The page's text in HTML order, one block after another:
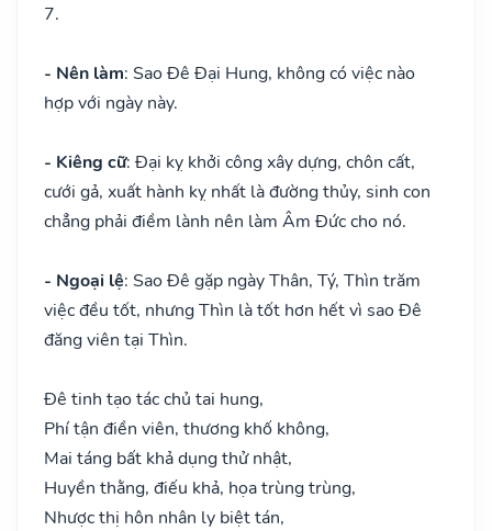
7.
- Nên làm: Sao Đê Đại Hung, không có việc nào
hợp với ngày này.
- Kiêng cữ: Đại kỵ khởi công xây dựng, chôn cất,
cưới gả, xuất hành kỵ nhất là đường thủy, sinh con
chẳng phải điềm lành nên làm Âm Đức cho nó.
- Ngoại lệ: Sao Đê gặp ngày Thân, Tý, Thìn trăm
việc đều tốt, nhưng Thìn là tốt hơn hết vì sao Đê
đăng viên tại Thìn.
Đê tinh tạo tác chủ tai hung,
Phí tận điền viên, thương khố không,
Mai táng bất khả dụng thử nhật,
Huyền thằng, điếu khả, họa trùng trùng,
Nhược thị hôn nhân ly biệt tán,